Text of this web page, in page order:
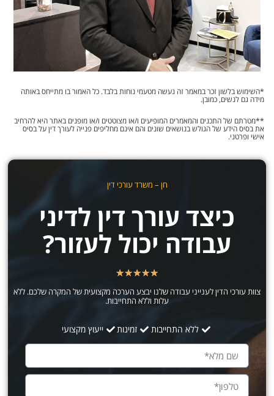
בלשון זכר במאמר זה נעשה מטעמי נוחות בלבד. כל האמור בו מתייחס באותה
גם לנשים, כמובן.
של התכנים והמאמרים המופיעים ו/או מצוטטים ו/או מופנים באתר היא להרחיב
בסיס הידע של הגולש בנושאים שונים והם אינם מחליפים פנייה לעורך דין על בסיס
ופרטני.
חן – משרד עורכי דין
כיצד עורך דין לדיני
עבודה יכול לעזור?
★
★
★
★
צוות עורכי הדין לענייני עבודה שלנו יבצע הערכה מקצועית של המקרה שלכם. ללא
עלות וללא התחייבות.
ללא התחייבות זמינות ייעוץ מקצועי